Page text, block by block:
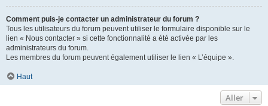
Comment puis-je contacter un administrateur du forum ?
Tous les utilisateurs du forum peuvent utiliser le formulaire disponible sur le
lien « Nous contacter » si cette fonctionnalité a été activée par les
administrateurs du forum.
Les membres du forum peuvent également utiliser le lien « L’équipe ».
Haut
Aller